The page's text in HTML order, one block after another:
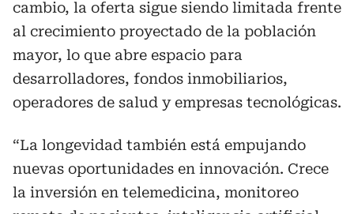
cambio, la oferta sigue siendo limitada frente
al crecimiento proyectado de la población
mayor, lo que abre espacio para
desarrolladores, fondos inmobiliarios,
operadores de salud y empresas tecnológicas.
“La longevidad también está empujando
nuevas oportunidades en innovación. Crece
la inversión en telemedicina, monitoreo